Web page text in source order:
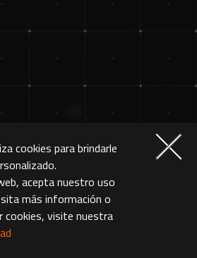
cookies para brindarle
acepta nuestro uso
más información o
cookies, visite nuestra